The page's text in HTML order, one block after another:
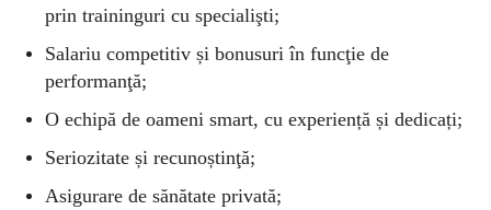
prin traininguri cu specialişti;
Salariu competitiv și bonusuri în funcţie de
performanţă;
O echipă de oameni smart, cu experiență și dedicați;
Seriozitate și recunoștinţă;
Asigurare de sănătate privată;